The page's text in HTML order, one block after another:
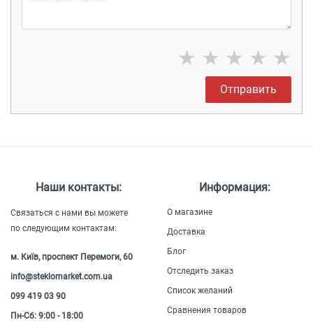
★ ★ ★ ★ ★
Отправить
Наши контакты:
Связаться с нами вы можете
по следующим контактам:
м. Київ, проспект Перемоги, 60
info@steklomarket.com.ua
099 419 03 90
Пн-Сб: 9:00 - 18:00
Информация:
О магазине
Доставка
Блог
Отследить заказ
Список желаний
Сравнения товаров